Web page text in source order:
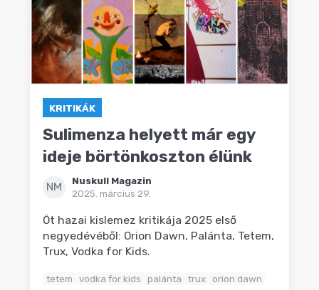
KRITIKÁK
Sulimenza helyett már egy
ideje börtönkoszton élünk
NM
Nuskull Magazin
2025. március 29.
Öt hazai kislemez kritikája 2025 első
negyedévéből: Orion Dawn, Palánta, Tetem,
Trux, Vodka for Kids.
tetem vodka for kids palánta trux orion dawn